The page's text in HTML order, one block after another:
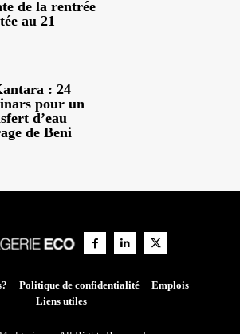
de la rentrée
au 21
: 24
pour un
d’eau
de Beni
Politique de confidentialité
Emplois
Liens utiles